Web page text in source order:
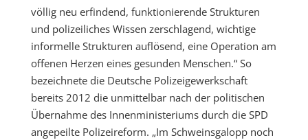
völlig neu erfindend, funktionierende Strukturen
und polizeiliches Wissen zerschlagend, wichtige
informelle Strukturen auflösend, eine Operation am
offenen Herzen eines gesunden Menschen.“ So
bezeichnete die Deutsche Polizeigewerkschaft
bereits 2012 die unmittelbar nach der politischen
Übernahme des Innenministeriums durch die SPD
angepeilte Polizeireform. „Im Schweinsgalopp noch